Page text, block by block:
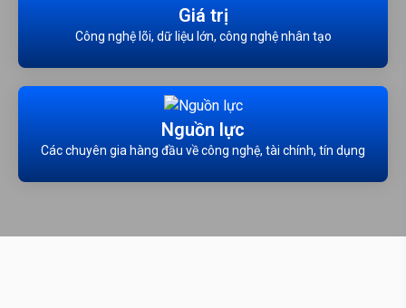
Giá trị
Công nghệ lõi, dữ liệu lớn, công nghệ nhân tạo
Nguồn lực
Các chuyên gia hàng đầu về công nghệ, tài chính, tín dụng